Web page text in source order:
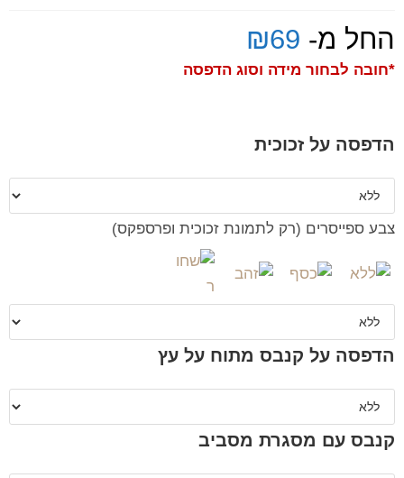
החל מ- ₪69
*חובה לבחור מידה וסוג הדפסה
הדפסה על זכוכית
צבע ספייסרים (רק לתמונת זכוכית ופרספקס)
הדפסה על קנבס מתוח על עץ
קנבס עם מסגרת מסביב